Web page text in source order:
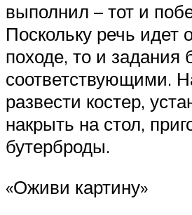
выполнил – тот и
Поскольку речь идет
походе, то и задания
соответствующими.
развести костер,
накрыть на стол,
бутерброды.
«Оживи картину»